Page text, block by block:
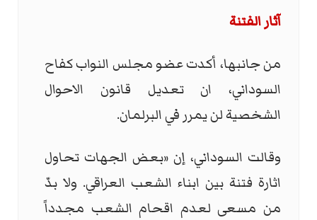
آثار الفتنة
من جانبها، أكدت عضو مجلس النواب كفاح
السوداني، ان تعديل قانون الاحوال
الشخصية لن يمرر في البرلمان.
وقالت السوداني، إن «بعض الجهات تحاول
اثارة فتنة بين ابناء الشعب العراقي. ولا بدّ
من مسعى لعدم اقحام الشعب مجدداً